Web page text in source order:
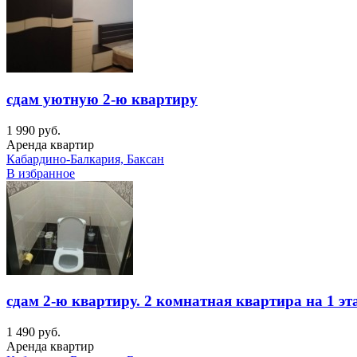
сдам уютную 2-ю квартиру
1 990 руб.
Аренда квартир
Кабардино-Балкария, Баксан
В избранное
сдам 2-ю квартиру. 2 комнатная квартира на 1
1 490 руб.
Аренда квартир